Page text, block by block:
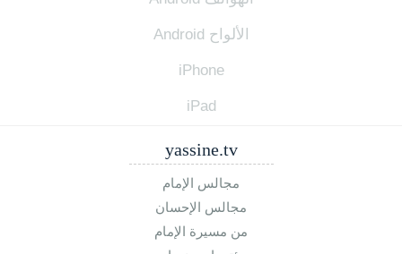
الألواح Android
iPhone
iPad
yassine.tv
مجالس الإمام
مجالس الإحسان
من مسيرة الإمام